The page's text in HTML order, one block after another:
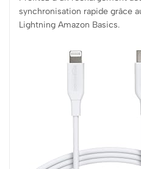
synchronisation rapide grâce
Lightning Amazon Basics.